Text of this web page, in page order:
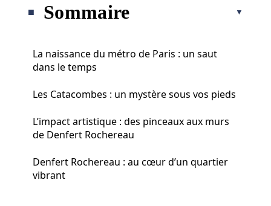
Sommaire
La naissance du métro de Paris : un saut
dans le temps
Les Catacombes : un mystère sous vos pieds
L’impact artistique : des pinceaux aux murs
de Denfert Rochereau
Denfert Rochereau : au cœur d’un quartier
vibrant